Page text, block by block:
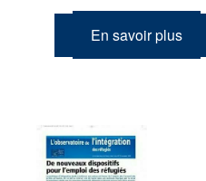
En savoir plus